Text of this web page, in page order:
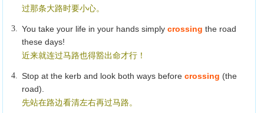
过那条大路时要小心。
3. You take your life in your hands simply crossingthe road
these days!
近来就连过马路也得豁出命才行！
4. Stop at the kerb and look both ways before crossing (the
road).
先站在路边看清左右再过马路。